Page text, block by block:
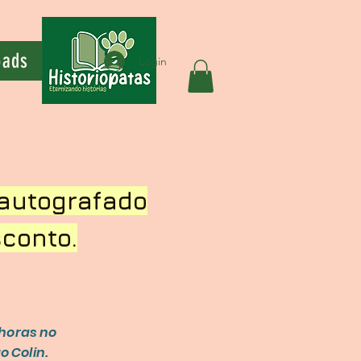
Login
no
Colin.